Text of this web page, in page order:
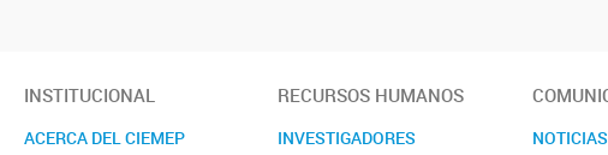
INSTITUCIONAL
ACERCA DEL CIEMEP
RECURSOS HUMANOS
INVESTIGADORES
NOTICIAS